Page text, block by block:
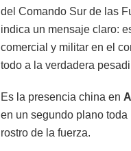
del Comando Sur de las
indica un mensaje claro:
comercial y militar en el
todo a la verdadera
Es la presencia china en
en un segundo plano
rostro de la fuerza.